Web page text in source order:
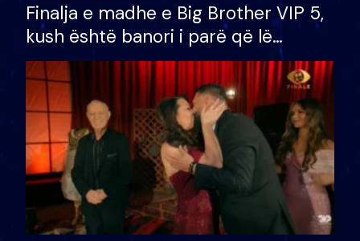
Finalja e madhe e Big Brother VIP 5,
kush është banori i parë që lë
shtëpinë dhe humb mundësinë për
të fituar çmimin e madh